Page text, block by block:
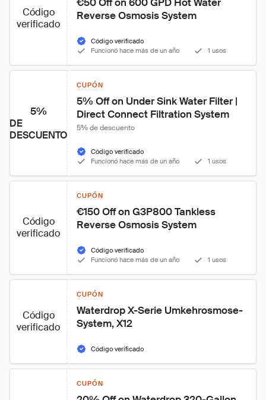
Código
verificado
Reverse Osmosis System
Código verificado
Funcionó hace más de un año
1 usos
5%
DE
DESCUENTO
CUPÓN
5% Off on Under Sink Water Filter |
Direct Connect Filtration System
5% de descuento
Código verificado
Funcionó hace más de un año
1 usos
Código
verificado
CUPÓN
€150 Off on G3P800 Tankless
Reverse Osmosis System
Código verificado
Funcionó hace más de un año
1 usos
Código
verificado
CUPÓN
Waterdrop X-Serie Umkehrosmose-
System, X12
Código verificado
CUPÓN